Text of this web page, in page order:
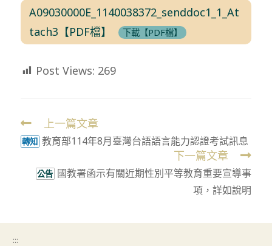
A09030000E_1140038372_senddoc1_1_At
tach3【PDF檔】
下載【PDF檔】
Post Views: 269
Read
more
上一篇文章
轉知 教育部114年8月臺灣台語語言能力認證考試訊息
下一篇文章
公告 國教署函示有關近期性別平等教育重要宣導事
項，詳如說明
:::